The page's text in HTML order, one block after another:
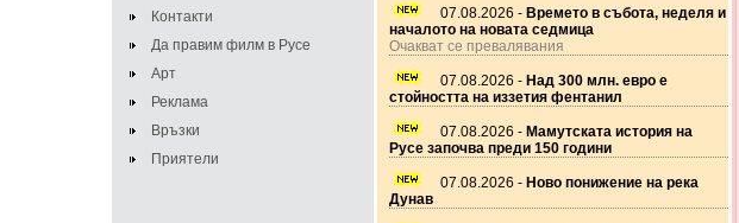
Контакти
Да правим филм в Русе
Арт
Реклама
Връзки
Приятели
07.08.2026 - Времето в събота, неделя и
началото на новата седмица
Очакват се превалявания
07.08.2026 - Над 300 млн. евро е
стойността на иззетия фентанил
07.08.2026 - Мамутската история на
Русе започва преди 150 години
07.08.2026 - Ново понижение на река
Дунав